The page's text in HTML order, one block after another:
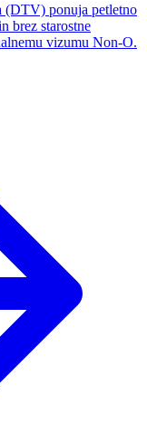
(DTV) ponuja petletno
brez starostne
vizumu Non-O.